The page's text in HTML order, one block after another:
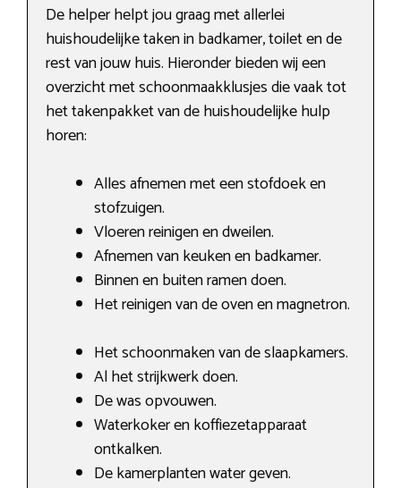
De helper helpt jou graag met allerlei
huishoudelijke taken in badkamer, toilet en de
rest van jouw huis. Hieronder bieden wij een
overzicht met schoonmaakklusjes die vaak tot
het takenpakket van de huishoudelijke hulp
horen:
Alles afnemen met een stofdoek en
stofzuigen.
Vloeren reinigen en dweilen.
Afnemen van keuken en badkamer.
Binnen en buiten ramen doen.
Het reinigen van de oven en magnetron.
Het schoonmaken van de slaapkamers.
Al het strijkwerk doen.
De was opvouwen.
Waterkoker en koffiezetapparaat
ontkalken.
De kamerplanten water geven.